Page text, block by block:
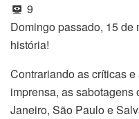
9
Domingo passado, 15 de
história!
Contrariando as críticas
imprensa, as
Janeiro, São Paulo e